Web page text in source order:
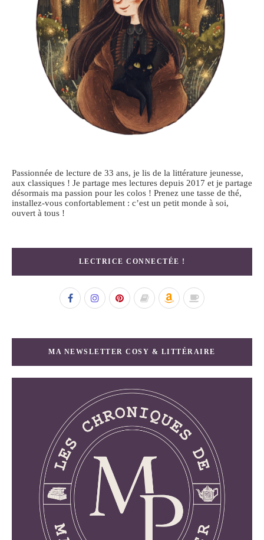
Passionnée de lecture de 33 ans, je lis de la littérature jeunesse,
aux classiques ! Je partage mes lectures depuis 2017 et je partage
désormais ma passion pour les colos ! Prenez une tasse de thé,
installez-vous confortablement : c’est un petit monde à soi,
ouvert à tous !
LECTRICE CONNECTÉE !
MA NEWSLETTER COSY & LITTÉRAIRE